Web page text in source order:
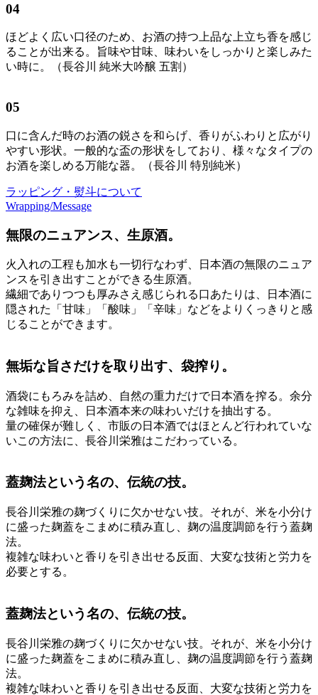
04
ほどよく広い口径のため、お酒の持つ上品な上立ち香を感じ
ることが出来る。旨味や甘味、味わいをしっかりと楽しみた
い時に。（長谷川 純米大吟醸 五割）
05
口に含んだ時のお酒の鋭さを和らげ、香りがふわりと広がり
やすい形状。一般的な盃の形状をしており、様々なタイプの
お酒を楽しめる万能な器。（長谷川 特別純米）
ラッピング・熨斗について
Wrapping/Message
無限のニュアンス、生原酒。
火入れの工程も加水も一切行なわず、日本酒の無限のニュア
ンスを引き出すことができる生原酒。
繊細でありつつも厚みさえ感じられる口あたりは、日本酒に
隠された「甘味」「酸味」「辛味」などをよりくっきりと感
じることができます。
無垢な旨さだけを取り出す、袋搾り。
酒袋にもろみを詰め、自然の重力だけで日本酒を搾る。余分
な雑味を抑え、日本酒本来の味わいだけを抽出する。
量の確保が難しく、市販の日本酒ではほとんど行われていな
いこの方法に、長谷川栄雅はこだわっている。
蓋麹法という名の、伝統の技。
長谷川栄雅の麹づくりに欠かせない技。それが、米を小分け
に盛った麹蓋をこまめに積み直し、麹の温度調節を行う蓋麹
法。
複雑な味わいと香りを引き出せる反面、大変な技術と労力を
必要とする。
蓋麹法という名の、伝統の技。
長谷川栄雅の麹づくりに欠かせない技。それが、米を小分け
に盛った麹蓋をこまめに積み直し、麹の温度調節を行う蓋麹
法。
複雑な味わいと香りを引き出せる反面、大変な技術と労力を